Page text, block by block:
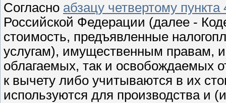
Согласно абзацу четвертому пункта
Российской Федерации (далее -
стоимость, предъявленные
услугам), имущественным правам,
облагаемых, так и освобождаемых
к вычету либо учитываются в их
используются для производства и